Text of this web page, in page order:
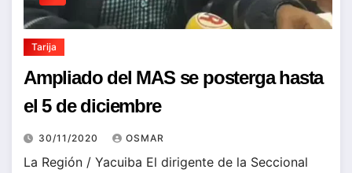
Tarija
Ampliado del MAS se posterga hasta
el 5 de diciembre
30/11/2020 OSMAR
La Región / Yacuiba El dirigente de la Seccional